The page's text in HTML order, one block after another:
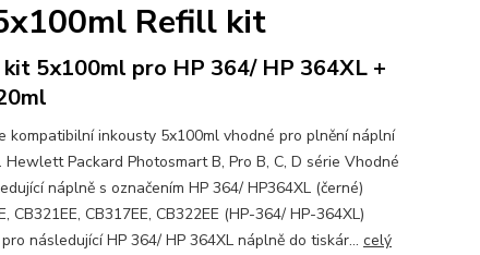
Refill kit
5x100ml pro HP 364/ HP 364XL +
kompatibilní inkousty 5x100ml vhodné pro plnění náplní
Hewlett Packard Photosmart B, Pro B, C, D série Vhodné
náplně s označením HP 364/ HP364XL (černé)
CB321EE, CB317EE, CB322EE (HP-364/ HP-364XL)
následující HP 364/ HP 364XL náplně do tiskár... celý